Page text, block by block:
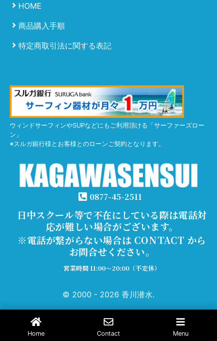
HOME
商品購入手順
特定商取引法に関する表記
ウィンドサーフィンやSUPなどにもご利用頂ける「サーファーズロー
ン」
※スルガ銀行様とお客様とのローンご契約となります。
0877-45-2511
日中スクール等で不在にしている際は電話対
応が難しい場合がございます。
※電話が繋がらない場合は CONTACT から
お問合せください。
営業時間 11:00～20:00（不定休）
© 2000 - 2026 香川潜水.
Home Contact Menu